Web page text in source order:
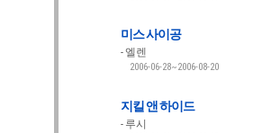
미스 사이공
엘렌
2006-06-28~2006-08-20
지킬 앤 하이드
루시